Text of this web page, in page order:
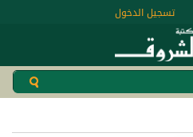
تسجيل الدخول